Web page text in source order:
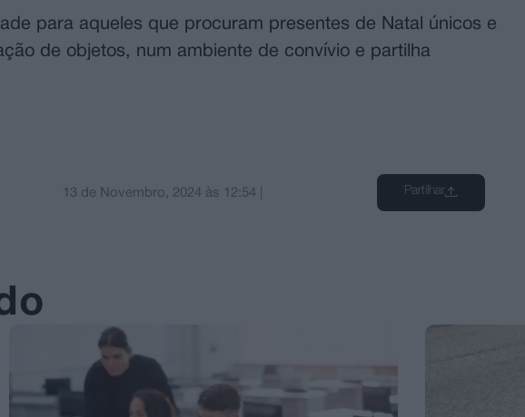
para aqueles que procuram presentes de Natal únicos e
de objetos, num ambiente de convívio e partilha
13 de Novembro, 2024 às 12:54 Partilhar